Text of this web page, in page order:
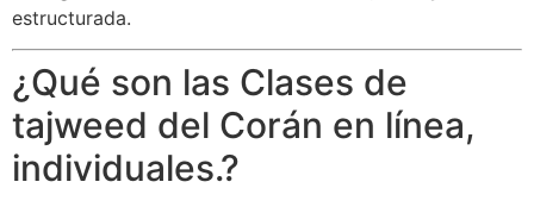
estructurada.
¿Qué son las Clases de
tajweed del Corán en línea,
individuales.?